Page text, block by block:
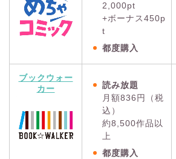
2,000pt
+ボーナス450p
t
都度購入
ブックウォー
カー
読み放題
月額836円（税
込）
約8,500作品以
上
都度購入